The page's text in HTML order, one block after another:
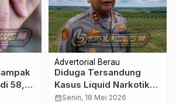
58,
Advertorial Berau
Diduga Tersandung
Kasus Liquid Narkotika,
Kasat Narkoba Polres
calendar_monthSenin, 18 Mei 2026